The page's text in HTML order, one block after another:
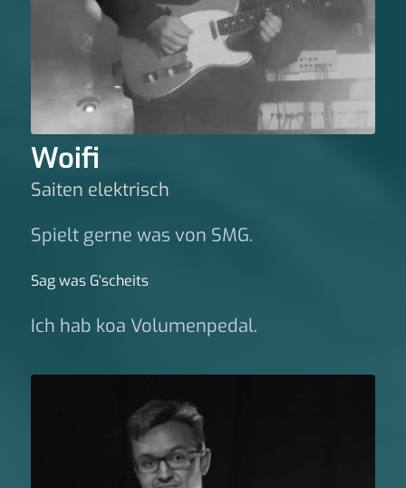
Woifi
Saiten elektrisch
Spielt gerne was von SMG.
Sag was G‘scheits
Ich hab koa Volumenpedal.